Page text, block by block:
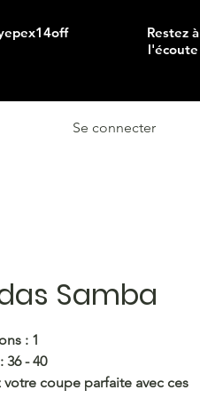
Restez à
l'écoute
Se connecter
Samba
: 1
36 - 40
votre coupe parfaite avec ces